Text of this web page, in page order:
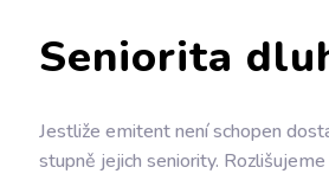
Seniorita
Jestliže emitentnení schopen
stupně jejich seniority.